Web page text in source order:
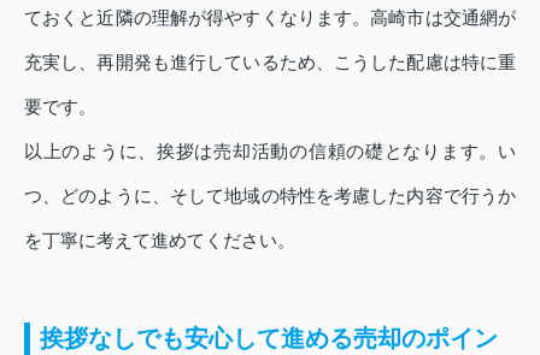
ておくと近隣の理解が得やすくなります。高崎市は交通網が
充実し、再開発も進行しているため、こうした配慮は特に重
要です。
以上のように、挨拶は売却活動の信頼の礎となります。い
つ、どのように、そして地域の特性を考慮した内容で行うか
を丁寧に考えて進めてください。
挨拶なしでも安心して進める売却のポイン